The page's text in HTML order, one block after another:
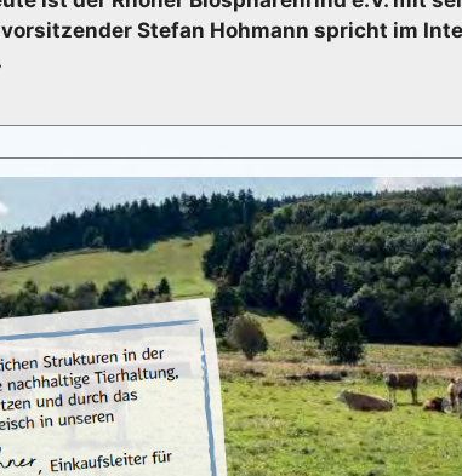
Stefan Hohmann spricht im